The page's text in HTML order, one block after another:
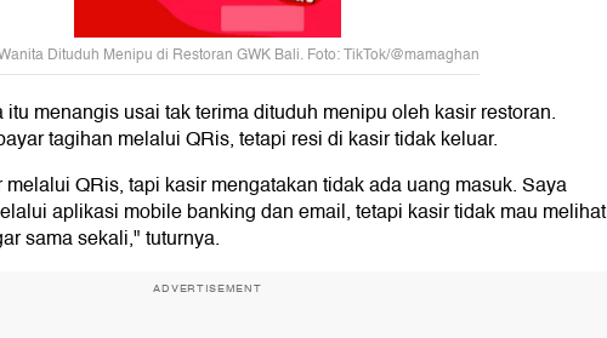
Dituduh Menipu di Restoran GWK Bali. Foto: TikTok/@mamaghan
menangis usai tak terima dituduh menipu oleh kasir restoran.
tagihan melalui QRis, tetapi resi di kasir tidak keluar.
QRis, tapi kasir mengatakan tidak ada uang masuk. Saya
aplikasi mobile banking dan email, tetapi kasir tidak mau melihat
sama sekali," tuturnya.
ADVERTISEMENT